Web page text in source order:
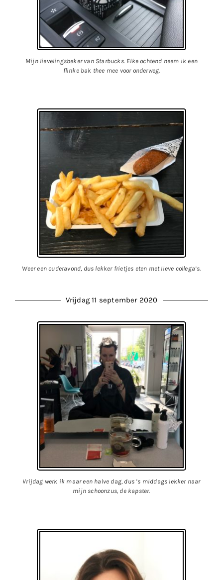
Mijn lievelingsbeker van Starbucks. Elke ochtend neem ik een
flinke bak thee mee voor onderweg.
Weer een ouderavond, dus lekker frietjes eten met lieve collega’s.
Vrijdag 11 september 2020
Vrijdag werk ik maar een halve dag, dus ’s middags lekker naar
mijn schoonzus, de kapster.